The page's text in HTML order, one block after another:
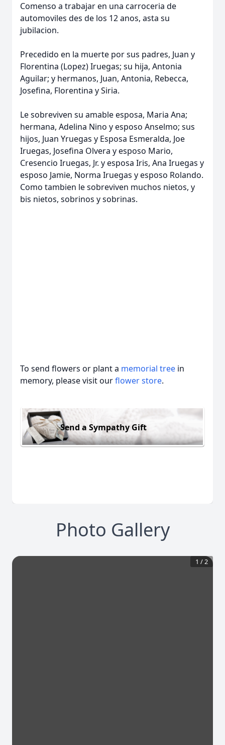
Comenso a trabajar en una carroceria de
automoviles des de los 12 anos, asta su
jubilacion.
Precedido en la muerte por sus padres, Juan y
Florentina (Lopez) Iruegas; su hija, Antonia
Aguilar; y hermanos, Juan, Antonia, Rebecca,
Josefina, Florentina y Siria.
Le sobreviven su amable esposa, Maria Ana;
hermana, Adelina Nino y esposo Anselmo; sus
hijos, Juan Yruegas y Esposa Esmeralda, Joe
Iruegas, Josefina Olvera y esposo Mario,
Cresencio Iruegas, Jr. y esposa Iris, Ana Iruegas y
esposo Jamie, Norma Iruegas y esposo Rolando.
Como tambien le sobreviven muchos nietos, y
bis nietos, sobrinos y sobrinas.
To send flowers or plant a memorial tree in
memory, please visit ourflower store.
Send a Sympathy Gift
Photo Gallery
1 /2